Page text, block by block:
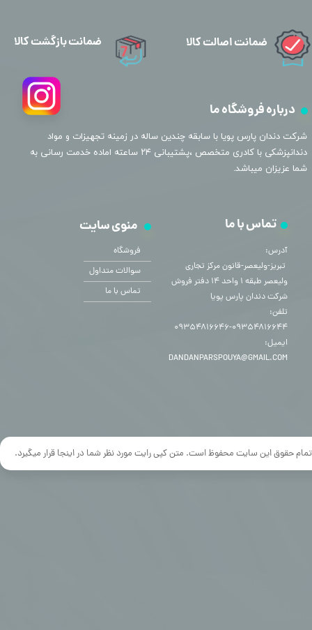
تمام حقوق این سایت محفوظ است. متن کپی رایت مورد نظر شما در اینجا قرار میگیرد.
درباره فروشگاه ما
​شرکت دندان پارس پویا با سابقه چندین ساله در زمینه تجهیزات و مواد
دندانپزشکی با کادری متخصص ،پشتیبانی ۲۴ ساعته اماده خدمت رسانی به
شما عزیزان میباشد.
منوی سایت
فروشگاه
سوالات متداول
تماس با ما
تماس با ما
آدرس:
​​​​​​​ تبریز-ولیعصر-قانون مرکز تجاری
ولیعصر طبقه ۱ واحد ۱۴ دفتر فروش
شرکت دندان پارس پویا
تلفن:
۰۹۳۵۴۸۱۶۶۴۴-۰۹۳۵۴۸۱۶۶۴۶
ایمیل:
DANDANPARSPOUYA@GMAIL.COM
ضمانت اصالت کالا ضمانت بازگشت کالا